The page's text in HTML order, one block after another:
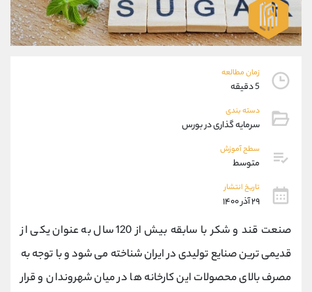
زمان مطالعه
5 دقیقه
دسته بندی
سرمایه گذاری در بورس
سطح آموزش
متوسط
تاریخ انتشار
۲۹ آذر ۱۴۰۰
صنعت قند و شکر با سابقه بیش از 120 سال به عنوان یکی از
قدیمی ترین صنایع تولیدی در ایران شناخته می شود و با توجه به
مصرف بالای محصولات این کارخانه ها در میان شهروندان و قرار
09304891085
واتساپ شروع گفتگو
تلگرام @Armteam_admin_103
پشتیبان فروش
موبایل
اطلاعات تماس
تلفن 021-22021030
021-22021040
بدون پیش شماره
اینستاگرام @alireza.mehrabii